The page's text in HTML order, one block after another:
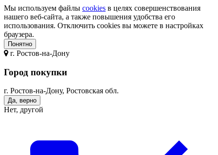
Мы используем файлы cookies в целях совершенствования
нашего веб-сайта, а также повышения удобства его
использования. Отключить cookies вы можете в настройках
браузера.
Понятно
г. Ростов-на-Дону
Город покупки
г. Ростов-на-Дону, Ростовская обл.
Да, верно
Нет, другой